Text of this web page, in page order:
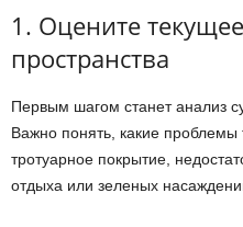
1. Оцените
пространства
Первым шагом станет анализ
Важно понять, какие
тротуарное покрытие,
отдыха или зеленых